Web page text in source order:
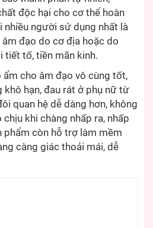
độc hại cho cơ thể hoàn
nhiều người sử dụng nhất là
đạo do cơ địa hoặc do
tiết tố, tiền mãn kinh.
ẩm cho âm đạo vô cùng tốt,
khô hạn, đau rát ở phụ nữ từ
quan hệ dễ dàng hơn, không
chịu khi chàng nhấp ra, nhấp
phẩm còn hỗ trợ làm mềm
càng giác thoải mái, dễ